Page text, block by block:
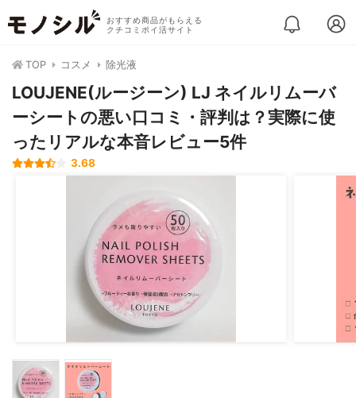
おすすめ商品がもらえる
クチコミポイ活サイト
TOP コスメ 除光液
LOUJENE(ルージーン) LJ ネイルリムーバ
ーシートの悪い口コミ・評判は？実際に使
ったリアルな本音レビュー5件
3.68